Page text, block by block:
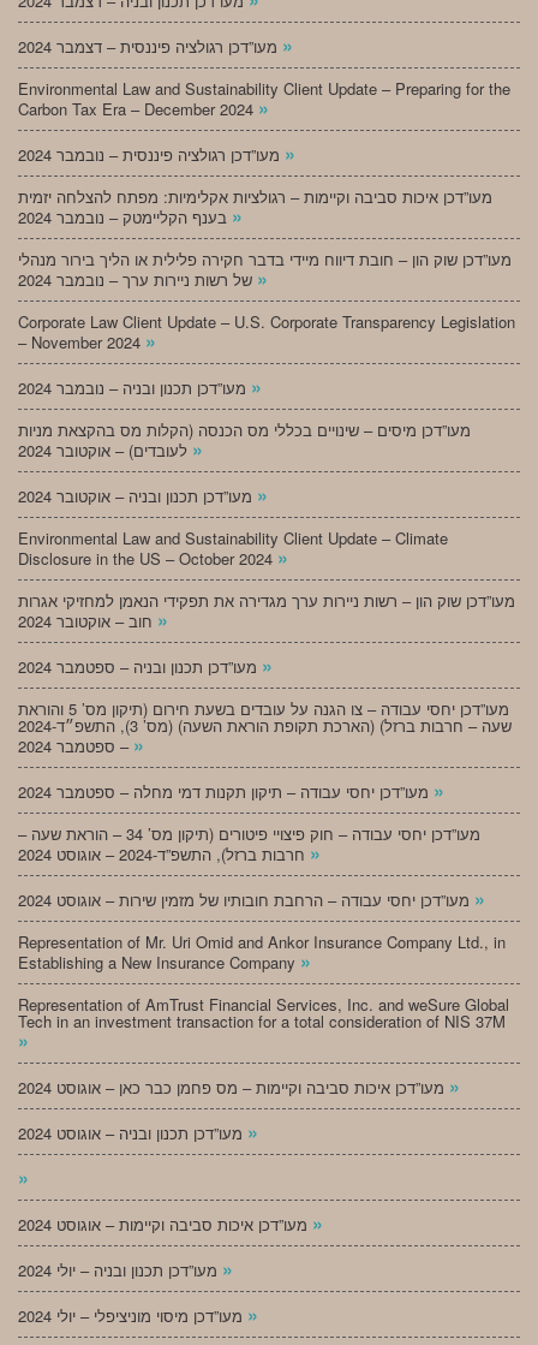
»
Environmental Law and Sustainability Client Update – Preparing for the
Carbon Tax Era – December 2024 »
»
מעו”דכן איכות סביבה וקיימות – רגולציות אקלימיות: מפתח להצלחה יזמית
»
מעו”דכן שוק הון – חובת דיווח מיידי בדבר חקירה פלילית או הליך בירור מנהלי
»
Corporate Law Client Update – U.S. Corporate Transparency Legislation
– November 2024 »
»
מעו”דכן מיסים – שינויים בכללי מס הכנסה (הקלות מס בהקצאת מניות
»
»
Environmental Law and Sustainability Client Update – Climate
Disclosure in the US – October 2024 »
מעו”דכן שוק הון – רשות ניירות ערך מגדירה את תפקידי הנאמן למחזיקי אגרות
»
»
מעו”דכן יחסי עבודה – צו הגנה על עובדים בשעת חירום (תיקון מס’ 5 והוראת
שעה – חרבות ברזל) (הארכת תקופת הוראת השעה) (מס’ 3), התשפ״ד-2024
– ספטמבר 2024 »
»
מעו”דכן יחסי עבודה – חוק פיצויי פיטורים (תיקון מס’ 34 – הוראת שעה –
»
»
Representation of Mr. Uri Omid and Ankor Insurance Company Ltd., in
Establishing a New Insurance Company »
Representation of AmTrust Financial Services, Inc. and weSure Global
Tech in an investment transaction for a total consideration of NIS 37M
»
»
»
»
»
»
»